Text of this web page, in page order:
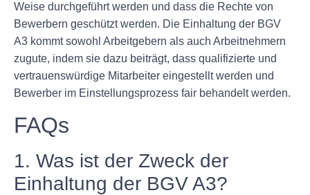
Weise durchgeführt werden und dass die Rechte von
Bewerbern geschützt werden. Die Einhaltung der BGV
A3 kommt sowohl Arbeitgebern als auch Arbeitnehmern
zugute, indem sie dazu beiträgt, dass qualifizierte und
vertrauenswürdige Mitarbeiter eingestellt werden und
Bewerber im Einstellungsprozess fair behandelt werden.
FAQs
1. Was ist der Zweck der
Einhaltung der BGV A3?